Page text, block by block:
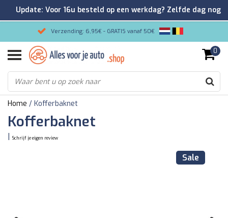
Verzending: 6,95€ - GRATIS vanaf 50€
Gemakkelijk bestellen/Veilig betalen
9.2/10 Klantenrating via Kiyoh!
0
Home / Kofferbaknet
Kofferbaknet
Schrijf je eigen review
Sale
Update: Voor 16u besteld op een werkdag? Zelfde dag nog
verzonden!